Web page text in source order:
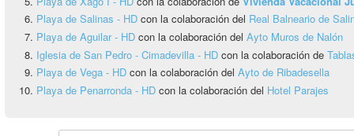
Playa de Salinas - HD con la colaboración del Real Balneario de
Playa de Aguilar - HD con la colaboración del Ayto Muros de Nalón
Iglesia de San Pedro - Cimadevilla - HD con la colaboración de
Playa de Vega - HD con la colaboración del Ayto de Ribadesella
Playa de Penarronda - HD con la colaboración del Hotel Parajes